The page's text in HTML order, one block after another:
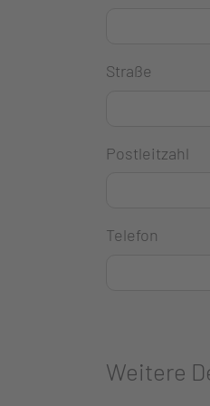
Straße
Postleitzahl
Telefon
Weitere